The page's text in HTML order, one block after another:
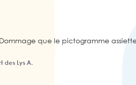
que le pictogramme
des Lys A.